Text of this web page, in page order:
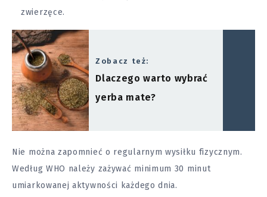
zwierzęce.
Zobacz też:
Dlaczego warto wybrać
yerba mate?
Nie można zapomnieć o regularnym wysiłku fizycznym.
Według WHO należy zażywać minimum 30 minut
umiarkowanej aktywności każdego dnia.